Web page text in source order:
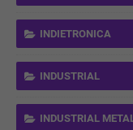
INDIETRONICA
INDUSTRIAL
INDUSTRIAL